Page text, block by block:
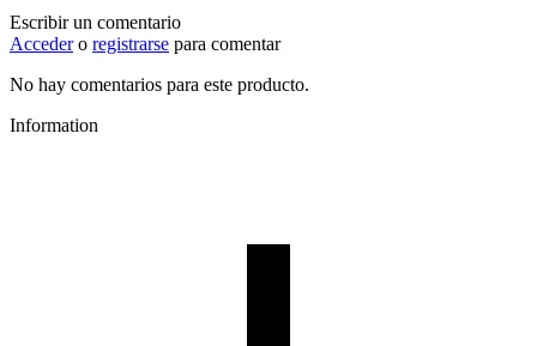
Escribir un comentario
Accedero registrarse para comentar
No hay comentarios para este producto.
Information